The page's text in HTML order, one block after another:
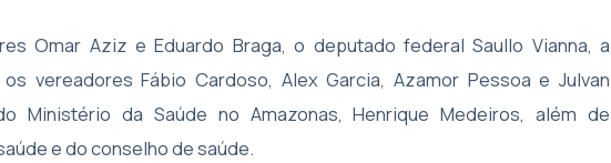
Omar Aziz e Eduardo Braga, o deputado federal Saullo Vianna, a
vereadores Fábio Cardoso, Alex Garcia, Azamor Pessoa e Julvan
Ministério da Saúde no Amazonas, Henrique Medeiros, além de
e do conselho de saúde.